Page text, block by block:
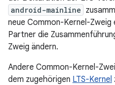
android-mainline
neue Common-Kernel-
Partner die
Zweig ändern.
Andere Common-Kernel-
dem zugehörigen LTS-Kernel